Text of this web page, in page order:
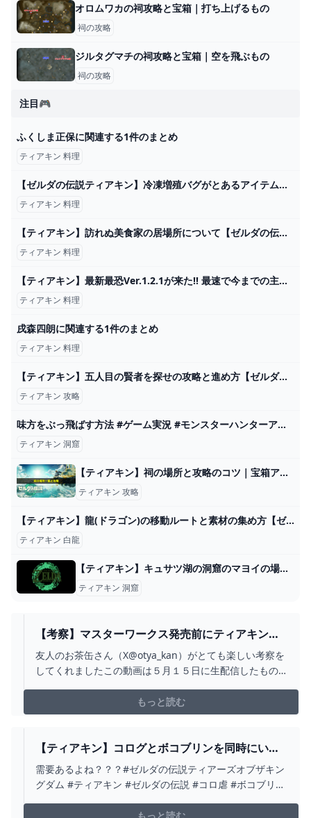
オロムワカの祠攻略と宝箱｜打ち上げるもの
祠の攻略
ジルタグマチの祠攻略と宝箱｜空を飛ぶもの
祠の攻略
注目🎮
ふくしま正保に関連する1件のまとめ
ティアキン 料理
【ゼルダの伝説ティアキン】冷凍増殖バグがとあるアイテム集めで最高効率だった件。#ティアーズオブザキングダム #ゼルダの伝説 - YouTube
ティアキン 料理
【ティアキン】訪れぬ美食家の居場所について【ゼルダの伝説ティアーズオブザキングダム】
ティアキン 料理
【ティアキン】最新最恐Ver.1.2.1が来た!! 最速で今までの主要のバグ技が出来るかどうか検証しました ゼルダの伝説ティアーズオブザキングダム ティアキン Totk バグ技裏技編 - YouTube
ティアキン 料理
戌森四朗に関連する1件のまとめ
ティアキン 料理
【ティアキン】五人目の賢者を探せの攻略と進め方【ゼルダの伝説ティアーズオブザキングダム】 - ゲームウィズ
ティアキン 攻略
味方をぶっ飛ばす方法 #ゲーム実況 #モンスターハンターアイスボーン - YouTube
ティアキン 洞窟
【ティアキン】祠の場所と攻略のコツ｜宝箱アイコンの意味とワープ解放方法 ワイトのゲーム案内所
ティアキン 攻略
【ティアキン】龍(ドラゴン)の移動ルートと素材の集め方【ゼルダの伝説ティアーズオブザキングダム】 - アルテマ
ティアキン 白龍
【ティアキン】キュサツ湖の洞窟のマヨイの場所と行き方【ゼルダの伝説ティアーズオブザキングダム】 - ゲームウィズ
ティアキン 洞窟
【考察】マスターワークス発売前にティアキンの
時系列を確定させておこう - YOUTUBE
友人のお茶缶さん（X@otya_kan）がとても楽しい考察を
してくれましたこの動画は５月１５日に生配信したもの
→https://www.youtube.com/live/XbNAj9g-eXk?
si=zIwn4doKTMtmzGwb
もっと読む
【ティアキン】コログとボコブリンを同時にいじ
めるリンク【ゼルダの伝説 ティアーズ オブ ザ キ
ングダム】 - YOUTUBE
需要あるよね？？？#ゼルダの伝説ティアーズオブザキン
グダム #ティアキン #ゼルダの伝説 #コロ虐 #ボコブリン
もっと読む